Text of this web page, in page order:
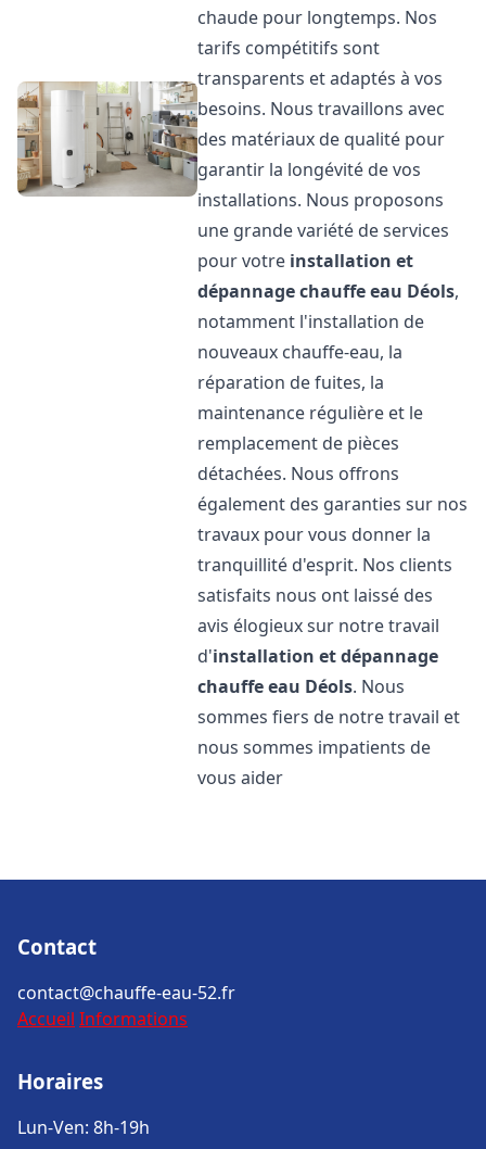
chaude pour longtemps. Nos
tarifs compétitifs sont
transparents et adaptés à vos
besoins. Nous travaillons avec
des matériaux de qualité pour
garantir la longévité de vos
installations. Nous proposons
une grande variété de services
pour votre installation et
dépannage chauffe eau Déols,
notamment l'installation de
nouveaux chauffe-eau, la
réparation de fuites, la
maintenance régulière et le
remplacement de pièces
détachées. Nous offrons
également des garanties sur nos
travaux pour vous donner la
tranquillité d'esprit. Nos clients
satisfaits nous ont laissé des
avis élogieux sur notre travail
d'installation et dépannage
chauffe eau Déols. Nous
sommes fiers de notre travail et
nous sommes impatients de
vous aider
Contact
contact@chauffe-eau-52.fr
Accueil Informations
Horaires
Lun-Ven: 8h-19h